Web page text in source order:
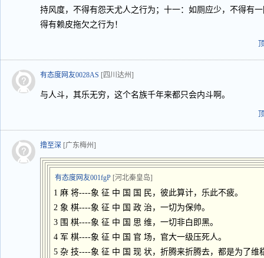
持风度，不得有怨天尤人之行为；十一：如厕应少，不得有
得有赖皮拖欠之行为！
有态度网友0028AS [四川达州]
与人斗，其乐无穷，这个名族千年来都只会内斗啊。
撸至深 [广东梅州]
有态度网友001fgP [河北秦皇岛]
1 麻 将----象 征 中 国 国 民，彼此算计，乐此不疲。
2 象 棋----象 征 中 国 政 治，一切为保帅。
3 围 棋----象 征 中 国 思 维，一切非白即黑。
4 军 棋----象 征 中 国 官 场，官大一级压死人。
5 杂 技----象 征 中 国 现 状，折腾来折腾去，都是为了维